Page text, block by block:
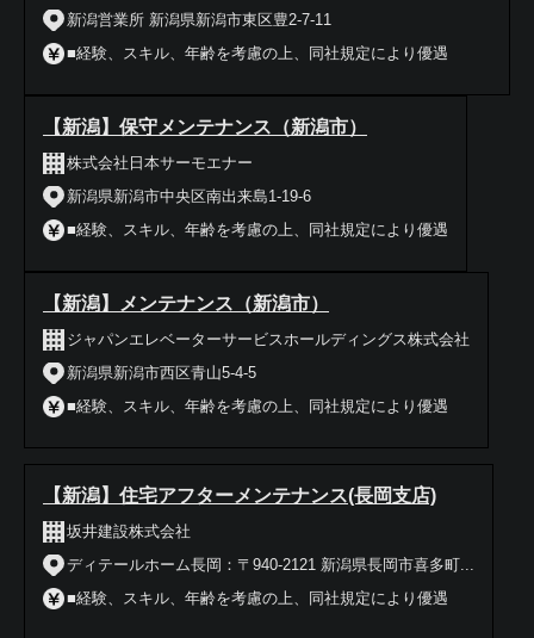
新潟営業所 新潟県新潟市東区豊2‐7‐11
■経験、スキル、年齢を考慮の上、同社規定により優遇
【新潟】保守メンテナンス（新潟市）
株式会社日本サーモエナー
新潟県新潟市中央区南出来島1-19-6
■経験、スキル、年齢を考慮の上、同社規定により優遇
【新潟】メンテナンス（新潟市）
ジャパンエレベーターサービスホールディングス株式会社
新潟県新潟市西区青山5-4-5
■経験、スキル、年齢を考慮の上、同社規定により優遇
【新潟】住宅アフターメンテナンス(長岡支店)
坂井建設株式会社
ディテールホーム長岡：〒940-2121 新潟県長岡市喜多町...
■経験、スキル、年齢を考慮の上、同社規定により優遇